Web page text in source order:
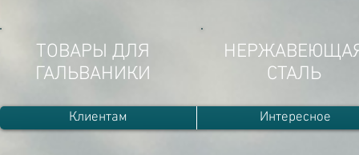
ТОВАРЫ ДЛЯ
ГАЛЬВАНИКИ
СТАЛЬ
Клиентам Интересное